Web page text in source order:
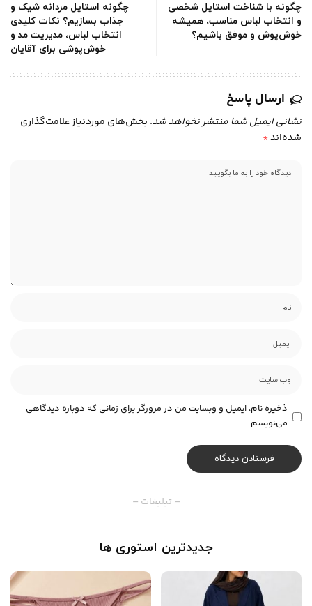
چگونه با شناخت استایل شخصی
و انتخاب لباس مناسب، همیشه
خوش‌پوش و موفق باشیم؟
چگونه استایل مردانه شیک و
جذاب بسازیم؟ نکات کلیدی
انتخاب لباس، مدیریت مد و
خوش‌پوشی برای آقایان
ارسال پاسخ
نشانی ایمیل شما منتشر نخواهد شد. بخش‌های موردنیاز علامت‌گذاری
شده‌اند*
ذخیره نام، ایمیل و وبسایت من در مرورگر برای زمانی که دوباره دیدگاهی
می‌نویسم.
– تبلیغات –
جدیدترین استوری ها